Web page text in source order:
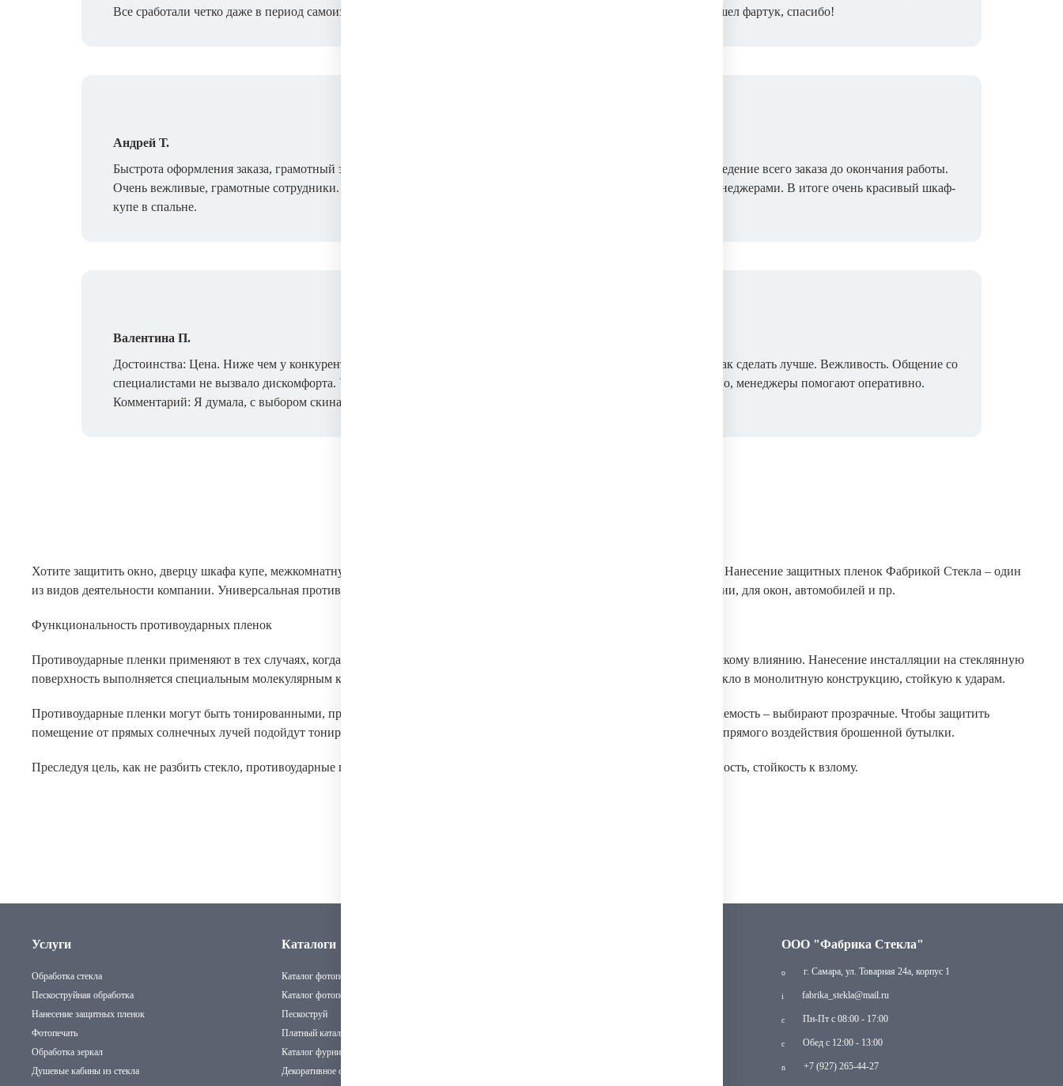
Все сработали четко даже в период самоизоляции. Замерщик, дизайнер, установщики. 10 баллов. Классный вышел фартук, спасибо!
Андрей Т.
Быстрота оформления заказа, грамотный замер, удобство в оформлении заказа и выбора картинки, полностью ведение всего заказа до окончания работы.
Очень вежливые, грамотные сотрудники. Профессионализм и добродушие — вот впечатление от общения с менеджерами. В итоге очень красивый шкаф-
купе в спальне.
Валентина П.
Достоинства: Цена. Ниже чем у конкурентов. Оперативность. Замерщик приехал быстро, проконсультировал, как сделать лучше. Вежливость. Общение со
специалистами не вызвало дискомфорта. Услуги дополнительные никто не навязывает. Все предельно прозрачно, менеджеры помогают оперативно.
Комментарий: Я думала, с выбором скинали будет больше стресса, но все прошло на отлично.
Хотите защитить окно, дверцу шкафа купе, межкомнатную перегородку или другие стеклянные элементы в вашем интерьере? Нанесение защитных пленок Фабрикой Стекла – один
из видов деятельности компании. Универсальная противоударная пленка – оптимальный вариант при ремонтах или реставрации, для окон, автомобилей и пр.
Функциональность противоударных пленок
Противоударные пленки применяют в тех случаях, когда нужно увеличить устойчивость стеклянной поверхности к механическому влиянию. Нанесение инсталляции на стеклянную
поверхность выполняется специальным молекулярным клеем. Это сложный по своей технологии процесс, превращающий стекло в монолитную конструкцию, стойкую к ударам.
Противоударные пленки могут быть тонированными, прозрачными и бронированными. Если нужно сохранить светопропускаемость – выбирают прозрачные. Чтобы защитить
помещение от прямых солнечных лучей подойдут тонированные, а бронированные защитят от взрыва и взрывной волны или прямого воздействия брошенной бутылки.
Преследуя цель, как не разбить стекло, противоударные пленки повышают взрывоустойчивость, пожаростойкость, ударопрочность, стойкость к взлому.
Услуги
Обработка стекла
Пескоструйная обработка
Нанесение защитных пленок
Фотопечать
Обработка зеркал
Душевые кабины из стекла
Каталоги
Каталог фотопечать на стеновые панели
Каталог фотопечать на шкафы-купе
Пескоструй
Платный каталог стеновых панелей
Каталог фурнитуры для душевых
Декоративное стекло и зеркало
ООО "Фабрика Стекла"
г. Самара, ул. Товарная 24а, корпус 1
fabrika_stekla@mail.ru
Пн-Пт с 08:00 - 17:00
Обед с 12:00 - 13:00
+7 (927) 265-44-27